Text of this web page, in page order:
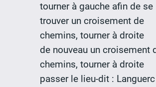
tourner à gauche afin de se
trouver un croisement de
chemins, tourner à droite
de nouveau un croisement
chemins, tourner à droite
passer le lieu-dit : Languerc